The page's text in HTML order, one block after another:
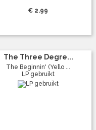
€ 2.99
The Three Degre...
The Beginnin' (Yello ...
LP gebruikt